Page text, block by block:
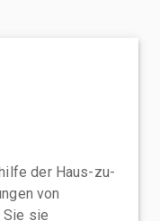
der Haus-zu-
von
Sie sie